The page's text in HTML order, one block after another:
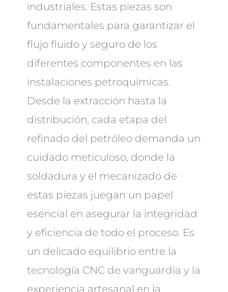
industriales. Estas piezas son
fundamentales para garantizar el
flujo fluido y seguro de los
diferentes componentes en las
instalaciones petroquímicas.
Desde la extracción hasta la
distribución, cada etapa del
refinado del petróleo demanda un
cuidado meticuloso, donde la
soldadura y el mecanizado de
estas piezas juegan un papel
esencial en asegurar la integridad
y eficiencia de todo el proceso. Es
un delicado equilibrio entre la
tecnología CNC de vanguardia y la
experiencia artesanal en la